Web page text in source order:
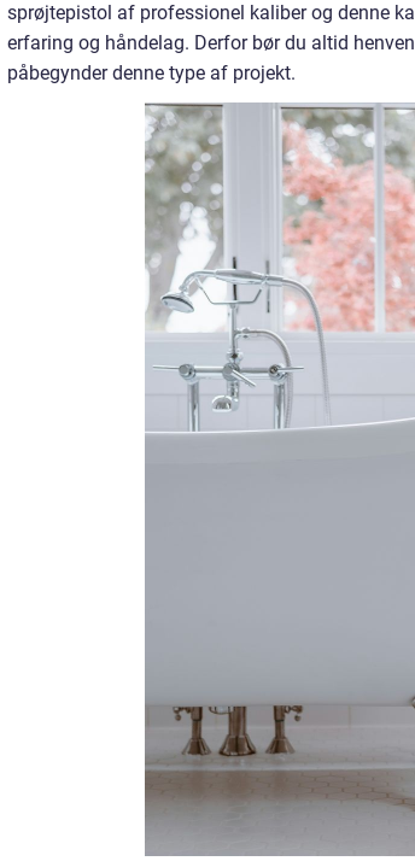
sprøjtepistol af professionel kaliber og denne
erfaring og håndelag. Derfor bør du altid
påbegynder denne type af projekt.